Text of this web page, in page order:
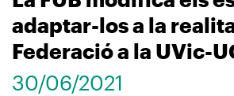
adaptar-los a la
Federació a la UVic-
30/06/2021